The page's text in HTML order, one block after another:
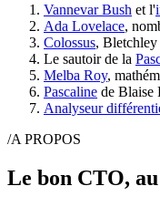
Vannevar Bush et l'
Ada Lovelace,
Colossus,
Le sautoir de la
Melba Roy,
Pascaline de Blaise
Analyseur
/A PROPOS
Le bon CTO,